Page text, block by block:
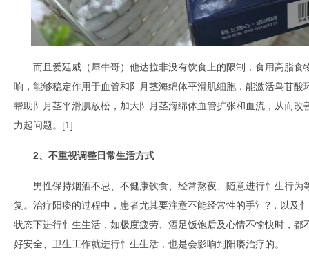
而且爱廷威（犀牛哥）他达拉非没有饮食上的限制，食用高脂
响，能够稳定作用于血管和阝月茎海绵体平滑肌细胞，能激活鸟苷
帮助阝月茎平滑肌放松，加大阝月茎海绵体血管扩张和血流，从而
力起问题。[1]
2、 不重视调整日常生活方式
男性保持烟酒不忌、不健康饮食、经常熬夜、随意进行忄生行
复。治疗阳痿的过程中，患者尤其要注意不能经常性的手氵?，以及
状态下进行忄生生活，如极度疲劳、酒足饭饱后及心情不愉快时，
好安全、卫生工作就进行忄生生活，也是会影响到阳痿治疗的。